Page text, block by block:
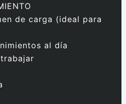
de carga (ideal para
al día